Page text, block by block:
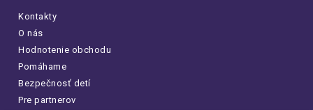
Kontakty
O nás
Hodnotenie obchodu
Pomáhame
Bezpečnosť detí
Pre partnerov